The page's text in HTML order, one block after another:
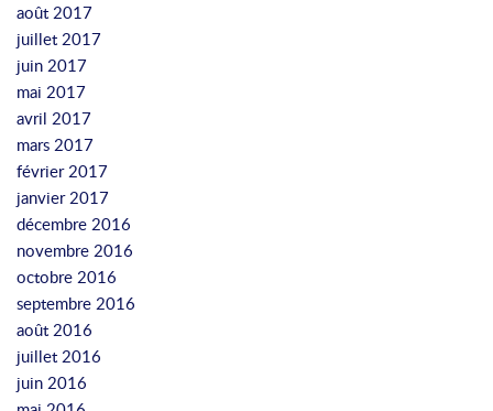
août 2017
juillet 2017
juin 2017
mai 2017
avril 2017
mars 2017
février 2017
janvier 2017
décembre 2016
novembre 2016
octobre 2016
septembre 2016
août 2016
juillet 2016
juin 2016